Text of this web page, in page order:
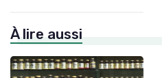
À lire aussi